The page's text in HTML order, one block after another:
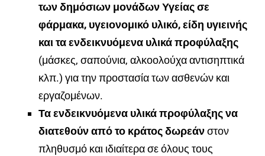
των δημόσιων μονάδων Υγείας σε
φάρμακα, υγειονομικό υλικό, είδη υγιεινής
και τα ενδεικνυόμενα υλικά προφύλαξης
(μάσκες, σαπούνια, αλκοολούχα αντισηπτικά
κλπ.) για την προστασία των ασθενών και
εργαζομένων.
Τα ενδεικνυόμενα υλικά προφύλαξης να
διατεθούν από το κράτος δωρεάνστον
πληθυσμό και ιδιαίτερα σε όλους τους